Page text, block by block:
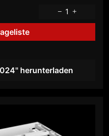
1
herunterladen